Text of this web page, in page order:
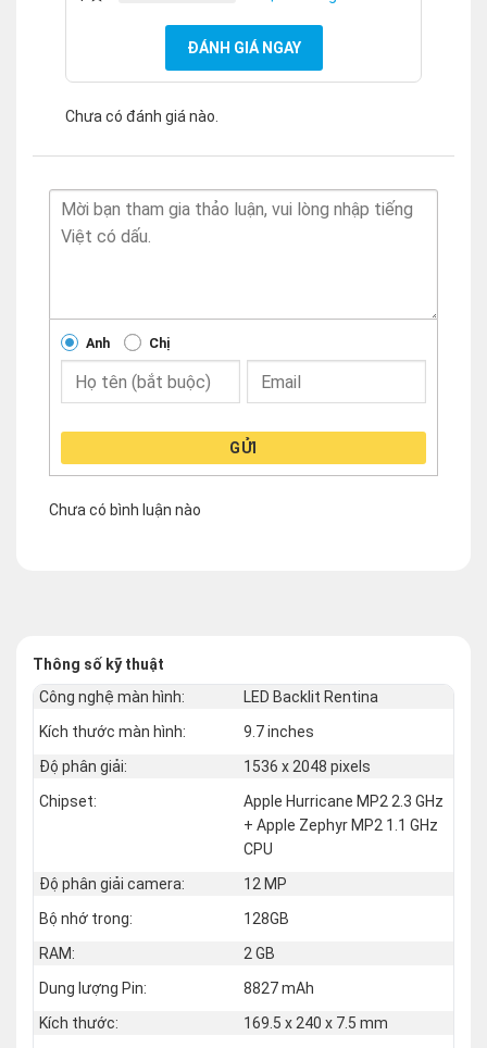
ĐÁNH GIÁ NGAY
Chưa có đánh giá nào.
Anh Chị
GỬI
Chưa có bình luận nào
Thông số kỹ thuật
Công nghệ màn hình:
LED Backlit Rentina
Kích thước màn hình:
9.7 inches
Độ phân giải:
1536 x 2048 pixels
Chipset:
Apple Hurricane MP2 2.3 GHz
+ Apple Zephyr MP2 1.1 GHz
CPU
Độ phân giải camera:
12 MP
Bộ nhớ trong:
128GB
RAM:
2 GB
Dung lượng Pin:
8827 mAh
Kích thước:
169.5 x 240 x 7.5 mm